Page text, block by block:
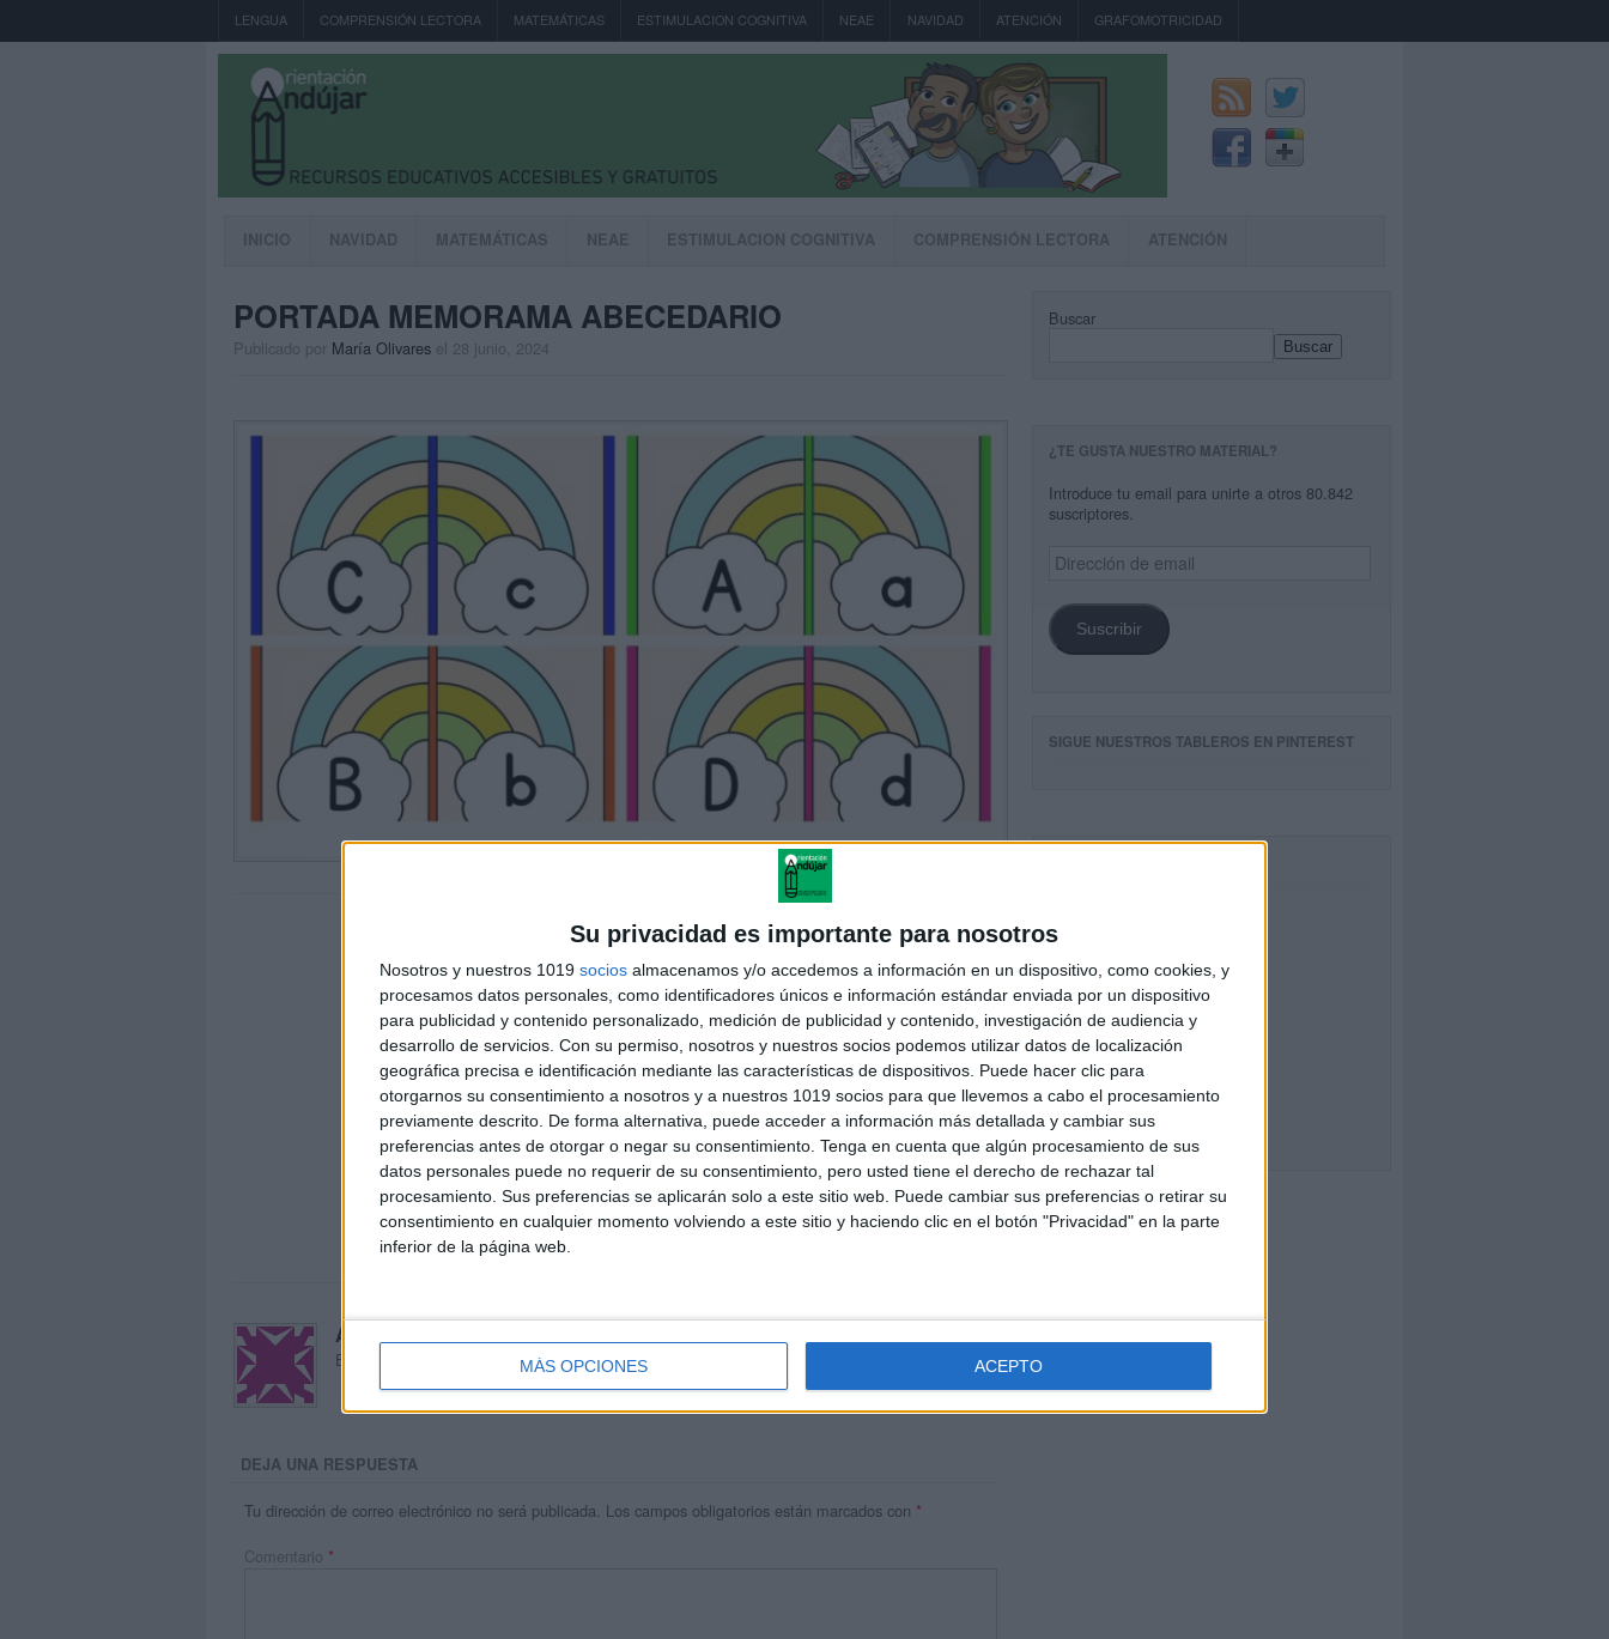
Su privacidad es importante para nosotros
Nosotros y nuestros 1019 socios almacenamos y/o accedemos a información en un dispositivo, como cookies, y
procesamos datos personales, como identificadores únicos e información estándar enviada por un dispositivo
para publicidad y contenido personalizado, medición de publicidad y contenido, investigación de audiencia y
desarrollo de servicios. Con su permiso, nosotros y nuestros socios podemos utilizar datos de localización
geográfica precisa e identificación mediante las características de dispositivos. Puede hacer clic para
otorgarnos su consentimiento a nosotros y a nuestros 1019 socios para que llevemos a cabo el procesamiento
previamente descrito. De forma alternativa, puede acceder a información más detallada y cambiar sus
preferencias antes de otorgar o negar su consentimiento. Tenga en cuenta que algún procesamiento de sus
datos personales puede no requerir de su consentimiento, pero usted tiene el derecho de rechazar tal
procesamiento. Sus preferencias se aplicarán solo a este sitio web. Puede cambiar sus preferencias o retirar su
consentimiento en cualquier momento volviendo a este sitio y haciendo clic en el botón "Privacidad" en la parte
inferior de la página web.
MÁS OPCIONES ACEPTO
LENGUA COMPRENSIÓN LECTORA MATEMÁTICAS ESTIMULACION COGNITIVA NEAE NAVIDAD ATENCIÓN GRAFOMOTRICIDAD
INICIO NAVIDAD MATEMÁTICAS NEAE ESTIMULACION COGNITIVA COMPRENSIÓN LECTORA ATENCIÓN
PORTADA MEMORAMA ABECEDARIO
Publicado por María Olivares el 28 junio, 2024
Acerca de María Olivares
El autor no ha proporcionado ninguna información.
DEJA UNA RESPUESTA
Tu dirección de correo electrónico no será publicada. Los campos obligatorios están marcados con *
Comentario *
Buscar
Buscar
¿TE GUSTA NUESTRO MATERIAL?
Introduce tu email para unirte a otros 80.842
suscriptores.
Dirección
de
Suscribir
SIGUE NUESTROS TABLEROS EN PINTEREST